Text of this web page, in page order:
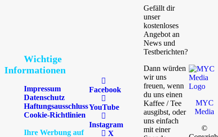
Wichtige
Informationen
Impressum
Datenschutz
Haftungsausschluss
Cookie-Richtlinien
Ihre Werbung auf
Facebook
YouTube
Instagram
X
Gefällt dir
unser
kostenloses
Angebot an
News und
Testberichten?
Dann würden
wir uns
freuen, wenn
du uns einen
Kaffee / Tee
ausgibst, oder
uns einfach
mit einer
MYC
Media
©